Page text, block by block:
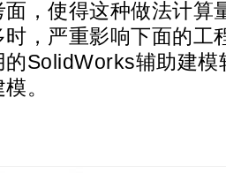
，使得这种做法计算
，严重影响下面的工
SolidWorks辅助建模
。